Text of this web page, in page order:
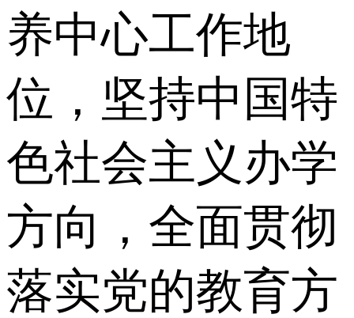
养中心工作地
位，坚持中国特
色社会主义办学
方向，全面贯彻
落实党的教育方